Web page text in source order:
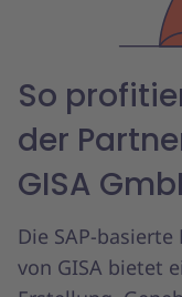
So
der
GISA
Die SAP-
von GISA bietet